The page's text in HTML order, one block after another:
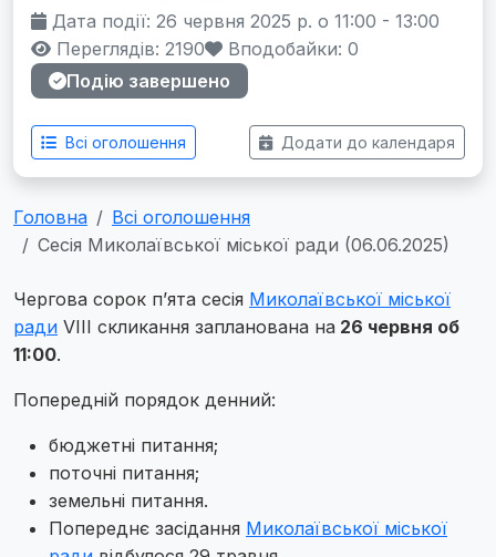
Дата події: 26 червня 2025 р. о 11:00 - 13:00
Переглядів: 2190
Вподобайки: 0
Подію завершено
Всі оголошення Додати до календаря
Головна
Всі оголошення
Сесія Миколаївської міської ради (06.06.2025)
Чергова сорок п’ята сесія Миколаївської міської
ради VІІІ скликання запланована на 26 червня об
11:00.
Попередній порядок денний:
бюджетні питання;
поточні питання;
земельні питання.
Попереднє засідання Миколаївської міської